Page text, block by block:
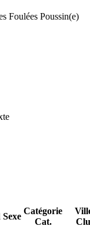
Foulées Poussin(e)
Sexe
Catégorie
Cat.